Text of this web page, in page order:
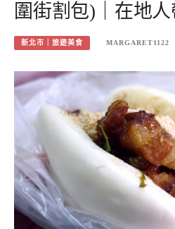
圍街割包)｜在地
新北市｜旅遊美食 MARGARET1122